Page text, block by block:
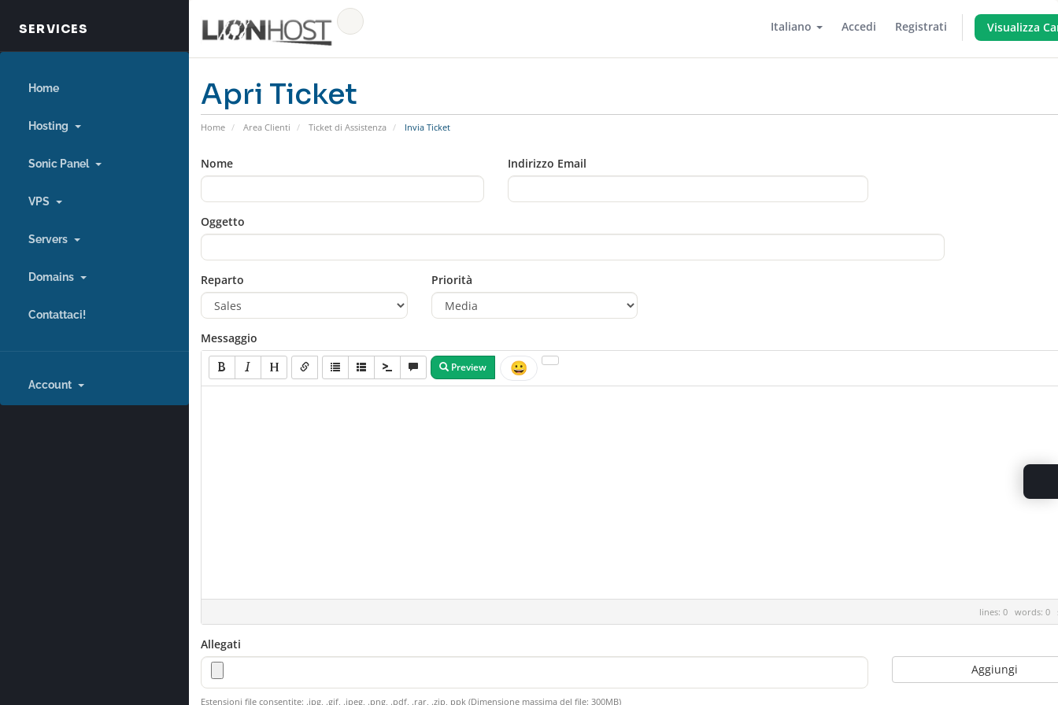
Italiano Accedi Registrati Visualizza
Home
Hosting
Sonic Panel
VPS
Servers
Domains
Contattaci!
Account
Apri Ticket
Home Area Clienti Ticket di Assistenza Invia Ticket
Nome Indirizzo Email
Oggetto
Reparto Priorità
Messaggio
Preview 😀
lines: 0 words: 0
Allegati
Aggiungi
Estensioni file consentite: .jpg, .gif, .jpeg, .png, .pdf, .rar, .zip, ppk (Dimensione massima del file: 300MB)